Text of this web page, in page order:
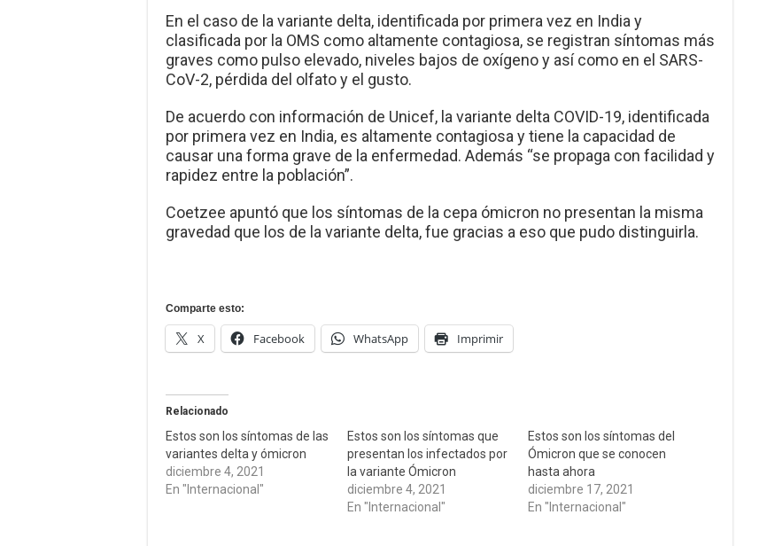
En el caso de la variante delta, identificada por primera vez en India y
clasificada por la OMS como altamente contagiosa, se registran síntomas más
graves como pulso elevado, niveles bajos de oxígeno y así como en el SARS-
CoV-2, pérdida del olfato y el gusto.
De acuerdo con información de Unicef, la variante delta COVID-19, identificada
por primera vez en India, es altamente contagiosa y tiene la capacidad de
causar una forma grave de la enfermedad. Además “se propaga con facilidad y
rapidez entre la población”.
Coetzee apuntó que los síntomas de la cepa ómicron no presentan la misma
gravedad que los de la variante delta, fue gracias a eso que pudo distinguirla.
Comparte esto:
X Facebook WhatsApp Imprimir
Relacionado
Estos son los síntomas de las
variantes delta y ómicron
diciembre 4, 2021
En "Internacional"
Estos son los síntomas que
presentan los infectados por
la variante Ómicron
diciembre 4, 2021
En "Internacional"
Estos son los síntomas del
Ómicron que se conocen
hasta ahora
diciembre 17, 2021
En "Internacional"